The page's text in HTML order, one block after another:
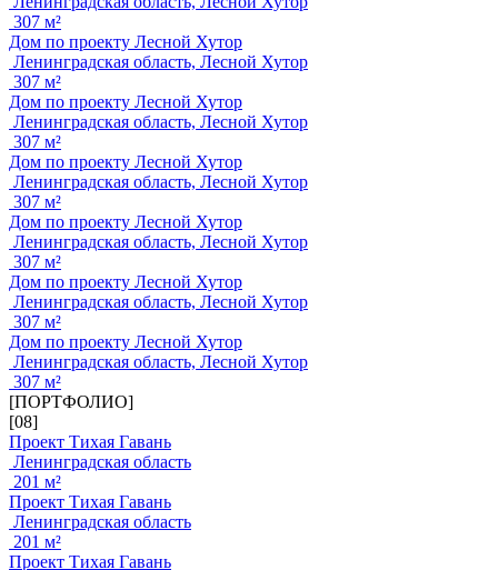
307 м²
Дом по проекту Лесной Хутор
Ленинградская область, Лесной Хутор
307 м²
Дом по проекту Лесной Хутор
Ленинградская область, Лесной Хутор
307 м²
Дом по проекту Лесной Хутор
Ленинградская область, Лесной Хутор
307 м²
Дом по проекту Лесной Хутор
Ленинградская область, Лесной Хутор
307 м²
Дом по проекту Лесной Хутор
Ленинградская область, Лесной Хутор
307 м²
Дом по проекту Лесной Хутор
Ленинградская область, Лесной Хутор
307 м²
[ПОРТФОЛИО]
[08]
Проект Тихая Гавань
Ленинградская область
201 м²
Проект Тихая Гавань
Ленинградская область
201 м²
Проект Тихая Гавань